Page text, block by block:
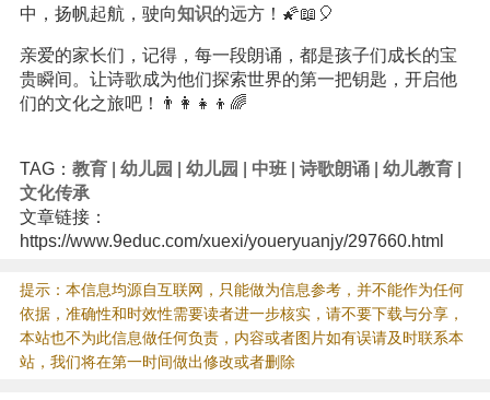
中，扬帆起航，驶向知识的远方！🌠📖🎈
亲爱的家长们，记得，每一段朗诵，都是孩子们成长的宝
贵瞬间。让诗歌成为他们探索世界的第一把钥匙，开启他
们的文化之旅吧！👨‍👩‍👧‍👦🌈
TAG： 教育| 幼儿园 幼儿园 中班| 诗歌朗诵| 幼儿教育|
文化传承
文章链接：
https://www.9educ.com/xuexi/youeryuanjy/297660.html
提示：本信息均源自互联网，只能做为信息参考，并不能作为任何
依据，准确性和时效性需要读者进一步核实，请不要下载与分享，
本站也不为此信息做任何负责，内容或者图片如有误请及时联系本
站，我们将在第一时间做出修改或者删除